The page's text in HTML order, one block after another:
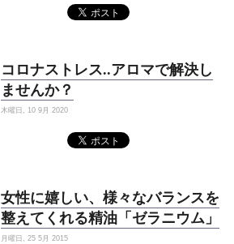
コロナストレス..アロマで解決し
ませんか？
木曜日, 10 9月 2020
女性に嬉しい、様々なバランスを
整えてくれる精油「ゼラニウム」
月曜日, 25 5月 2015